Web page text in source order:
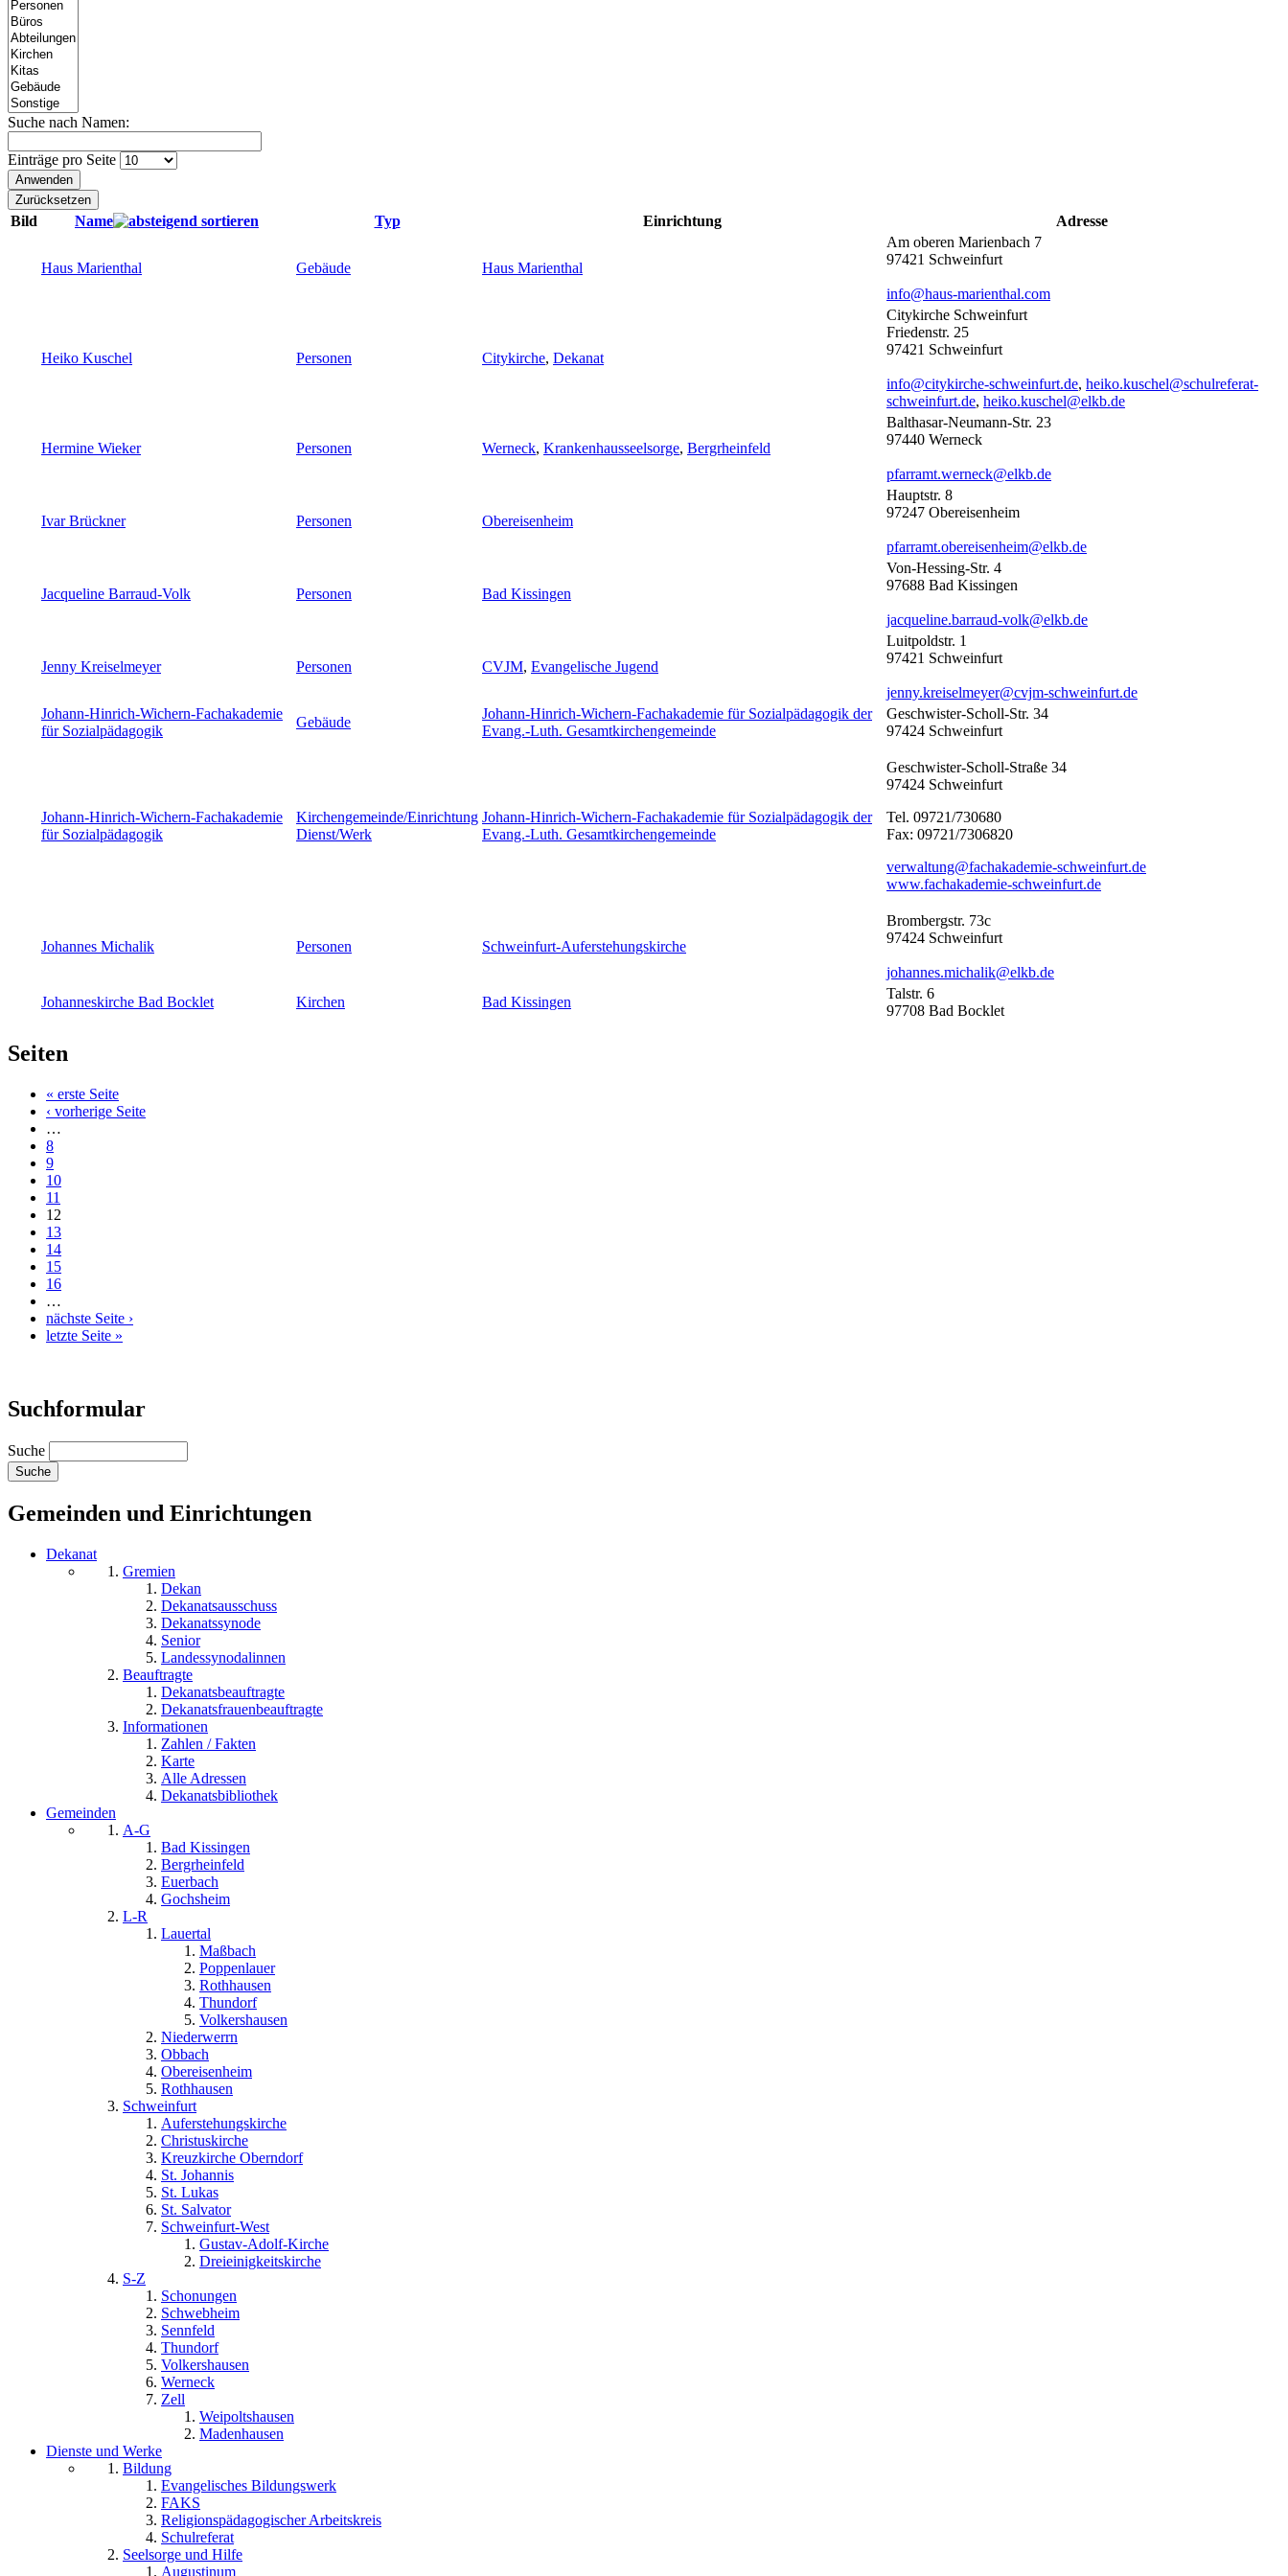
Suche nach Namen:
Einträge pro Seite
Bild Name Typ Einrichtung Adresse
Haus Marienthal Gebäude Haus Marienthal
Am oberen Marienbach 7
97421 Schweinfurt
info@haus-marienthal.com
Heiko Kuschel Personen Citykirche, Dekanat
Citykirche Schweinfurt
Friedenstr. 25
97421 Schweinfurt
info@citykirche-schweinfurt.de, heiko.kuschel@schulreferat-
schweinfurt.de, heiko.kuschel@elkb.de
Hermine Wieker Personen Werneck, Krankenhausseelsorge, Bergrheinfeld
Balthasar-Neumann-Str. 23
97440 Werneck
pfarramt.werneck@elkb.de
Ivar Brückner Personen Obereisenheim
Hauptstr. 8
97247 Obereisenheim
pfarramt.obereisenheim@elkb.de
Jacqueline Barraud-Volk Personen Bad Kissingen
Von-Hessing-Str. 4
97688 Bad Kissingen
jacqueline.barraud-volk@elkb.de
Jenny Kreiselmeyer Personen CVJM, Evangelische Jugend
Luitpoldstr. 1
97421 Schweinfurt
jenny.kreiselmeyer@cvjm-schweinfurt.de
Johann-Hinrich-Wichern-Fachakademie
für Sozialpädagogik
Gebäude
Johann-Hinrich-Wichern-Fachakademie für Sozialpädagogik der
Evang.-Luth. Gesamtkirchengemeinde
Geschwister-Scholl-Str. 34
97424 Schweinfurt
Johann-Hinrich-Wichern-Fachakademie
für Sozialpädagogik
Kirchengemeinde/Einrichtung
Dienst/Werk
Johann-Hinrich-Wichern-Fachakademie für Sozialpädagogik der
Evang.-Luth. Gesamtkirchengemeinde
Geschwister-Scholl-Straße 34
97424 Schweinfurt
Tel. 09721/730680
Fax: 09721/7306820
verwaltung@fachakademie-schweinfurt.de
www.fachakademie-schweinfurt.de
Johannes Michalik Personen Schweinfurt-Auferstehungskirche
Brombergstr. 73c
97424 Schweinfurt
johannes.michalik@elkb.de
Johanneskirche Bad Bocklet
Kirchen Bad Kissingen
Talstr. 6
97708 Bad Bocklet
Seiten
« erste Seite
‹ vorherige Seite
…
8
9
10
11
12
13
14
15
16
…
nächste Seite ›
letzte Seite »
Suchformular
Suche
Gemeinden und Einrichtungen
Dekanat
Gremien
Dekan
Dekanatsausschuss
Dekanatssynode
Senior
Landessynodalinnen
Beauftragte
Dekanatsbeauftragte
Dekanatsfrauenbeauftragte
Informationen
Zahlen / Fakten
Karte
Alle Adressen
Dekanatsbibliothek
Gemeinden
A-G
Bad Kissingen
Bergrheinfeld
Euerbach
Gochsheim
L-R
Lauertal
Maßbach
Poppenlauer
Rothhausen
Thundorf
Volkershausen
Niederwerrn
Obbach
Obereisenheim
Rothhausen
Schweinfurt
Auferstehungskirche
Christuskirche
Kreuzkirche Oberndorf
St. Johannis
St. Lukas
St. Salvator
Schweinfurt-West
Gustav-Adolf-Kirche
Dreieinigkeitskirche
S-Z
Schonungen
Schwebheim
Sennfeld
Thundorf
Volkershausen
Werneck
Zell
Weipoltshausen
Madenhausen
Dienste und Werke
Bildung
Evangelisches Bildungswerk
FAKS
Religionspädagogischer Arbeitskreis
Schulreferat
Seelsorge und Hilfe
Augustinum